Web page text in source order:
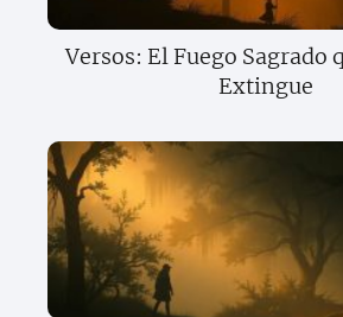
Versos: El Fuego Sagrado
Extingue